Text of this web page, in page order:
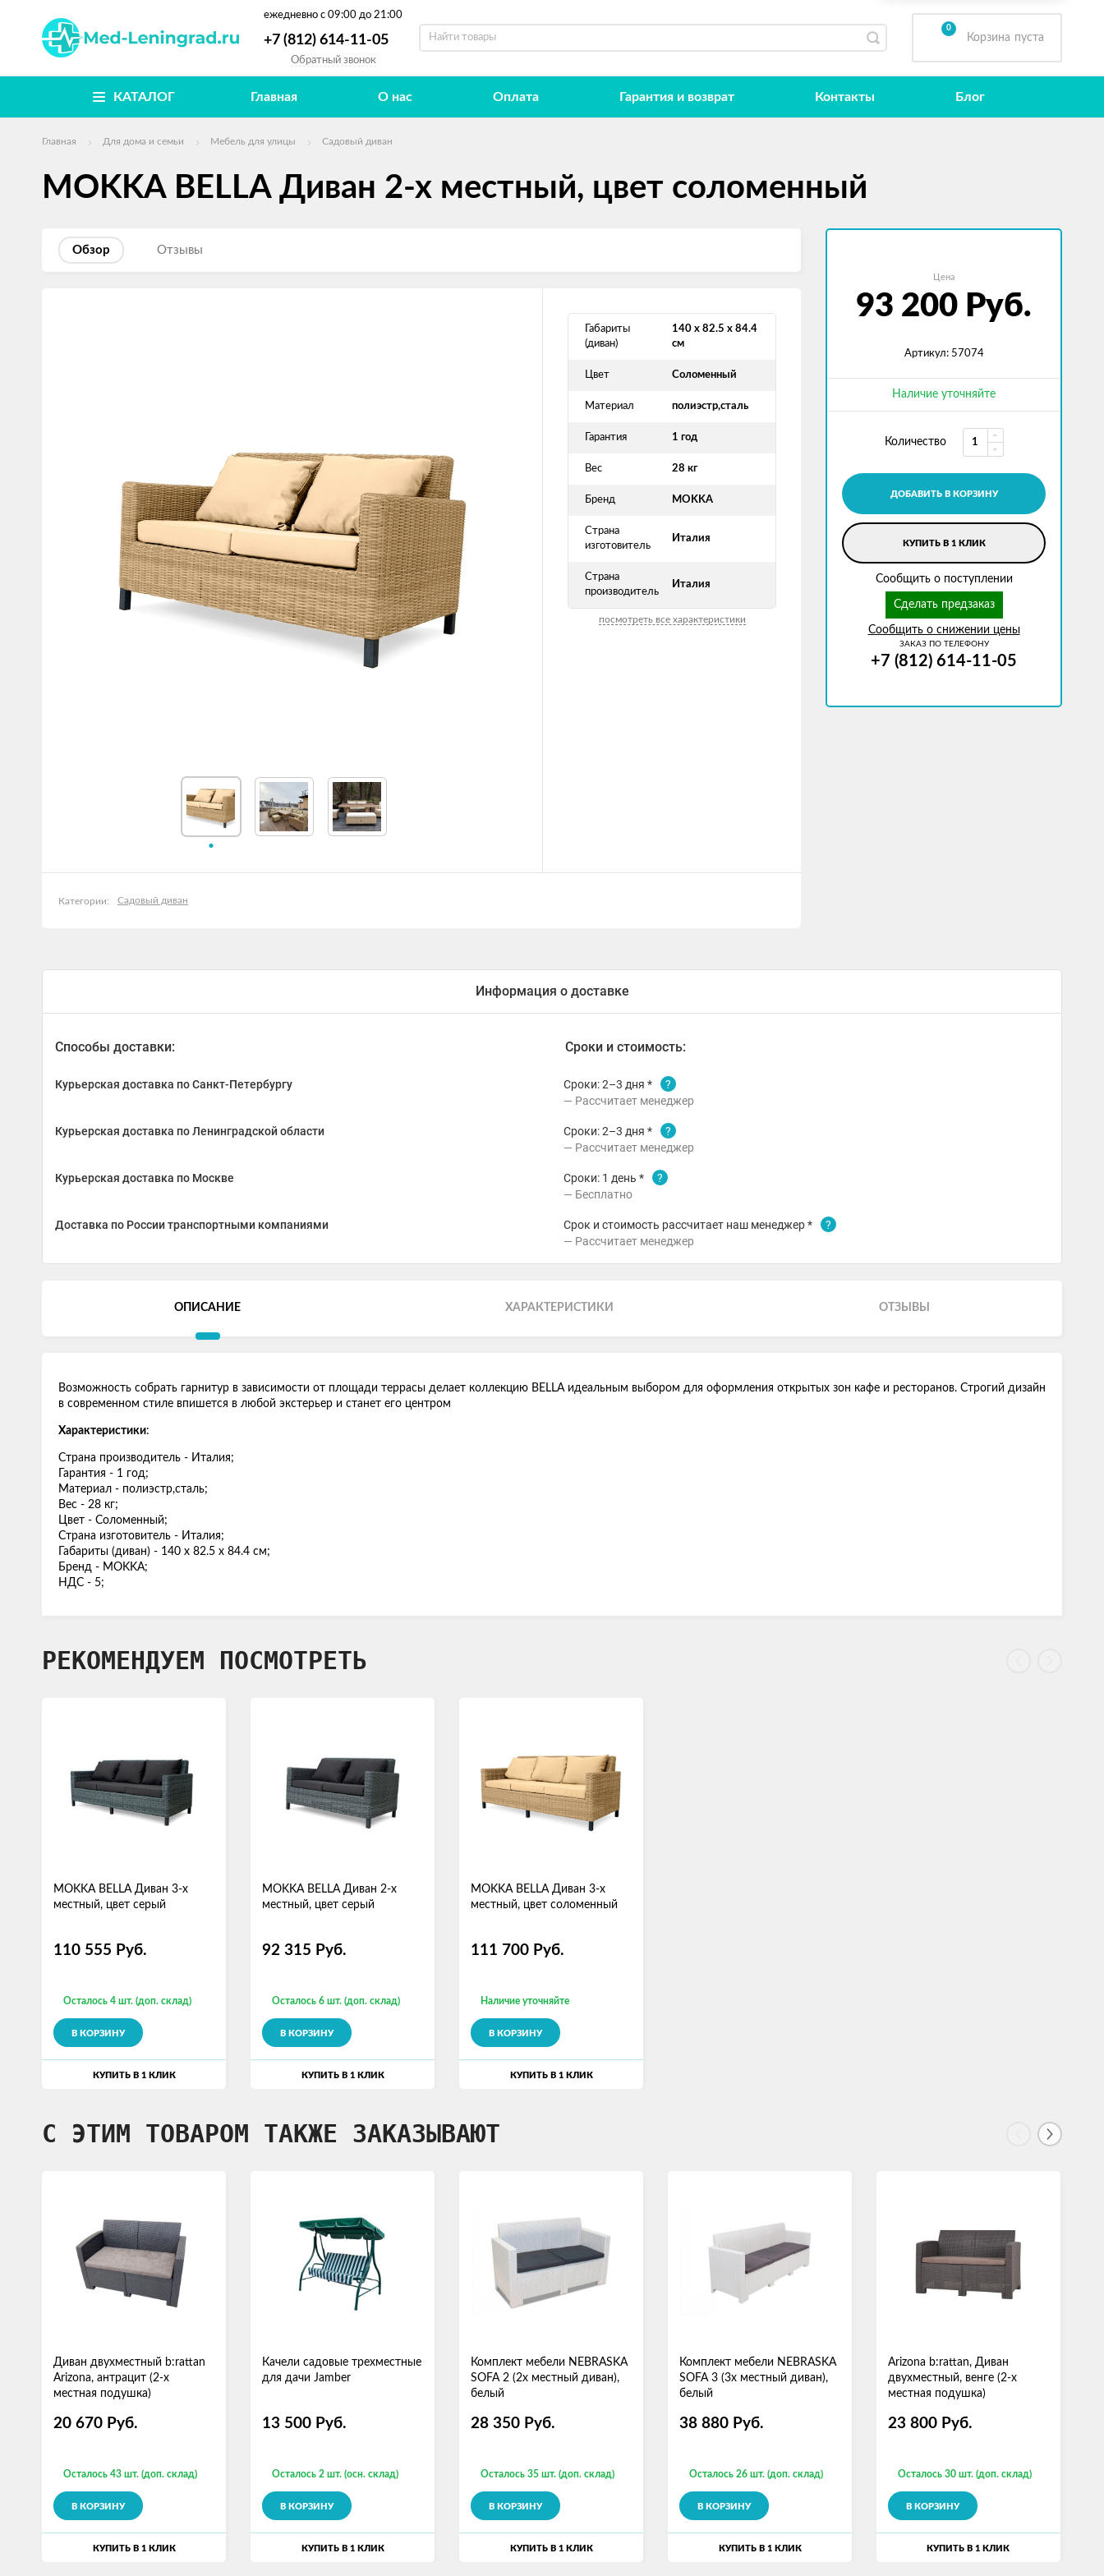
ежедневно с 09:00 до 21:00
+7 (812) 614-11-05
Обратный звонок
0
Корзина пуста
КАТАЛОГ Главная О нас Оплата Гарантия и возврат Контакты Блог
Главная Для дома и семьи Мебель для улицы Садовый диван
MOKKA BELLA Диван 2-х местный, цвет соломенный
Обзор Отзывы
Габариты
(диван)
140 х 82.5 х 84.4
см
Цвет Соломенный
Материал полиэстр,сталь
Гарантия 1 год
Вес 28 кг
Бренд MOKKA
Страна
изготовитель
Италия
Страна
производитель
Италия
посмотреть все характеристики
Категории: Садовый диван
Цена
93 200 Руб.
Артикул: 57074
Наличие уточняйте
Количество
ДОБАВИТЬ В КОРЗИНУ
КУПИТЬ В 1 КЛИК
Сообщить о поступлении
Сделать предзаказ
Сообщить о снижении цены
ЗАКАЗ ПО ТЕЛЕФОНУ
+7 (812) 614-11-05
Информация о доставке
Способы доставки: Сроки и стоимость:
Курьерская доставка по Санкт-Петербургу Сроки: 2–3 дня *
?
Рассчитает менеджер
Курьерская доставка по Ленинградской области Сроки: 2–3 дня *
?
Рассчитает менеджер
Курьерская доставка по Москве Сроки: 1 день *
?
Бесплатно
Доставка по России транспортными компаниями Срок и стоимость рассчитает наш менеджер *
?
Рассчитает менеджер
ОПИСАНИЕ ХАРАКТЕРИСТИКИ ОТЗЫВЫ
Возможность собрать гарнитур в зависимости от площади террасы делает коллекцию BELLA идеальным выбором для оформления открытых зон кафе и ресторанов. Строгий дизайн
в современном стиле впишется в любой экстерьер и станет его центром
Характеристики:
Страна производитель - Италия;
Гарантия - 1 год;
Материал - полиэстр,сталь;
Вес - 28 кг;
Цвет - Соломенный;
Страна изготовитель - Италия;
Габариты (диван) - 140 х 82.5 х 84.4 см;
Бренд - MOKKA;
НДС - 5;
РЕКОМЕНДУЕМ ПОСМОТРЕТЬ
MOKKA BELLA Диван 3-х
местный, цвет серый
110 555 Руб.
Осталось 4 шт. (доп. склад)
В КОРЗИНУ
КУПИТЬ В 1 КЛИК
MOKKA BELLA Диван 2-х
местный, цвет серый
92 315 Руб.
Осталось 6 шт. (доп. склад)
В КОРЗИНУ
КУПИТЬ В 1 КЛИК
MOKKA BELLA Диван 3-х
местный, цвет соломенный
111 700 Руб.
Наличие уточняйте
В КОРЗИНУ
КУПИТЬ В 1 КЛИК
С ЭТИМ ТОВАРОМ ТАКЖЕ ЗАКАЗЫВАЮТ
Диван двухместный b:rattan
Arizona, антрацит (2-х
местная подушка)
20 670 Руб.
Осталось 43 шт. (доп. склад)
В КОРЗИНУ
КУПИТЬ В 1 КЛИК
Качели садовые трехместные
для дачи Jamber
13 500 Руб.
Осталось 2 шт. (осн. склад)
В КОРЗИНУ
КУПИТЬ В 1 КЛИК
Комплект мебели NEBRASKA
SOFA 2 (2х местный диван),
белый
28 350 Руб.
Осталось 35 шт. (доп. склад)
В КОРЗИНУ
КУПИТЬ В 1 КЛИК
Комплект мебели NEBRASKA
SOFA 3 (3х местный диван),
белый
38 880 Руб.
Осталось 26 шт. (доп. склад)
В КОРЗИНУ
КУПИТЬ В 1 КЛИК
Arizona b:rattan, Диван
двухместный, венге (2-х
местная подушка)
23 800 Руб.
Осталось 30 шт. (доп. склад)
В КОРЗИНУ
КУПИТЬ В 1 КЛИК